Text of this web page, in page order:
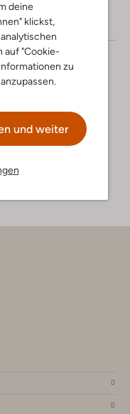
deine
klickst,
auf "Cookie-
zu
und weiterGummi